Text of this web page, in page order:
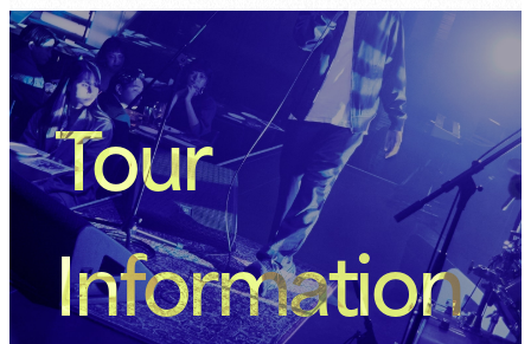
Tour
Information